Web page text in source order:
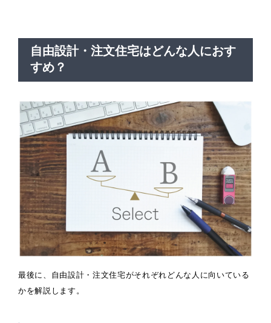
自由設計・注文住宅はどんな人におす
すめ？
最後に、自由設計・注文住宅がそれぞれどんな人に向いている
かを解説します。